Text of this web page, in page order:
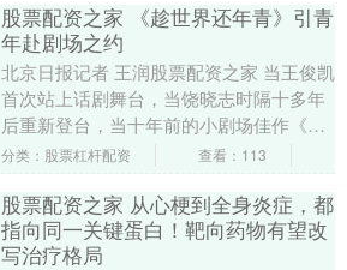
股票配资之家 《趁世界还年青》引青
年赴剧场之约
北京日报记者 王润股票配资之家 当王俊凯
首次站上话剧舞台，当饶晓志时隔十多年
后重新登台，当十年前的小剧场佳作《蠢
蛋》以新名字、新阵容、新面貌焕新亮
分类：股票杠杆配资 查看：113
股票配资之家 从心梗到全身炎症，都
指向同一关键蛋白！靶向药物有望改
写治疗格局